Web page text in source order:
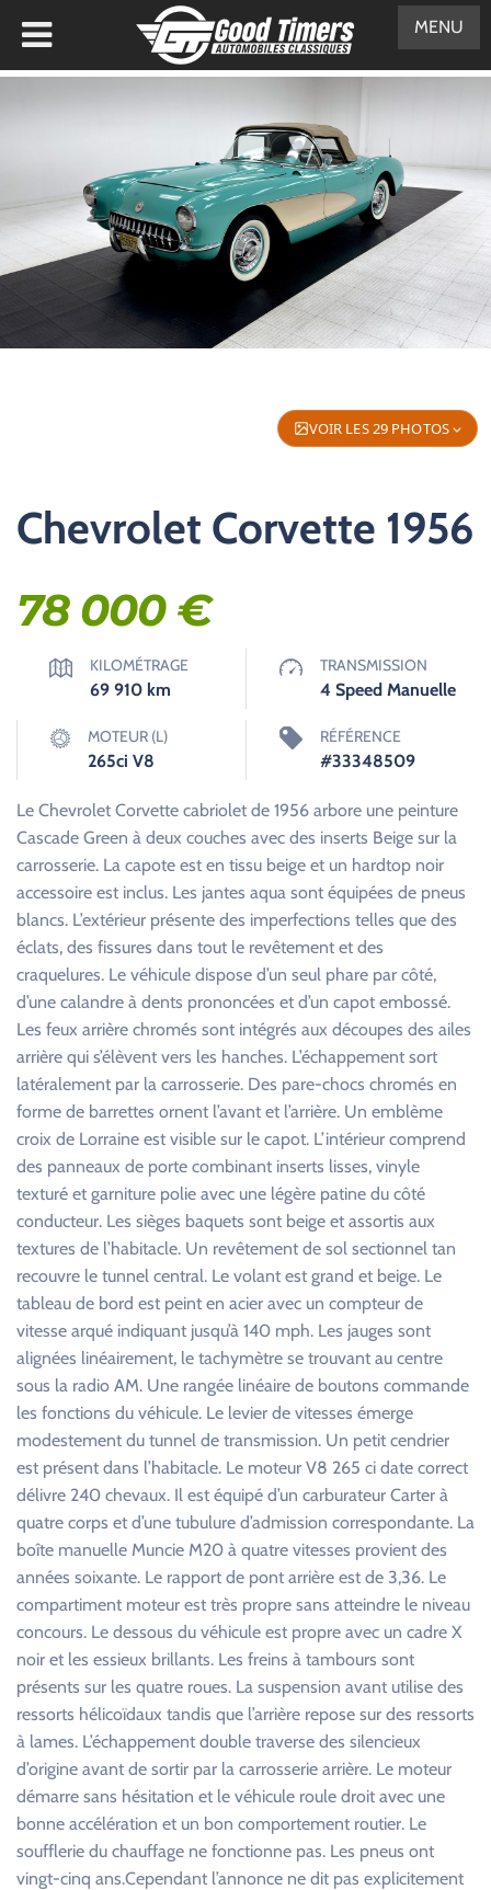
VOIR LES 29 PHOTOS
Chevrolet Corvette 1956
78 000€
KILOMÉTRAGE
69 910 km
TRANSMISSION
4 Speed Manuelle
MOTEUR (L)
265ci V8
RÉFÉRENCE
#33348509
Le Chevrolet Corvette cabriolet de 1956 arbore une peinture
Cascade Green à deux couches avec des inserts Beige sur la
carrosserie. La capote est en tissu beige et un hardtop noir
accessoire est inclus. Les jantes aqua sont équipées de pneus
blancs. L’extérieur présente des imperfections telles que des
éclats, des fissures dans tout le revêtement et des
craquelures. Le véhicule dispose d’un seul phare par côté,
d’une calandre à dents prononcées et d’un capot embossé.
Les feux arrière chromés sont intégrés aux découpes des ailes
arrière qui s’élèvent vers les hanches. L’échappement sort
latéralement par la carrosserie. Des pare-chocs chromés en
forme de barrettes ornent l’avant et l’arrière. Un emblème
croix de Lorraine est visible sur le capot. L’intérieur comprend
des panneaux de porte combinant inserts lisses, vinyle
texturé et garniture polie avec une légère patine du côté
conducteur. Les sièges baquets sont beige et assortis aux
textures de l’habitacle. Un revêtement de sol sectionnel tan
recouvre le tunnel central. Le volant est grand et beige. Le
tableau de bord est peint en acier avec un compteur de
vitesse arqué indiquant jusqu’à 140 mph. Les jauges sont
alignées linéairement, le tachymètre se trouvant au centre
sous la radio AM. Une rangée linéaire de boutons commande
les fonctions du véhicule. Le levier de vitesses émerge
modestement du tunnel de transmission. Un petit cendrier
est présent dans l’habitacle. Le moteur V8 265 ci date correct
délivre 240 chevaux. Il est équipé d’un carburateur Carter à
quatre corps et d’une tubulure d’admission correspondante. La
boîte manuelle Muncie M20 à quatre vitesses provient des
années soixante. Le rapport de pont arrière est de 3,36. Le
compartiment moteur est très propre sans atteindre le niveau
concours. Le dessous du véhicule est propre avec un cadre X
noir et les essieux brillants. Les freins à tambours sont
présents sur les quatre roues. La suspension avant utilise des
ressorts hélicoïdaux tandis que l’arrière repose sur des ressorts
à lames. L’échappement double traverse des silencieux
d’origine avant de sortir par la carrosserie arrière. Le moteur
démarre sans hésitation et le véhicule roule droit avec une
bonne accélération et un bon comportement routier. Le
soufflerie du chauffage ne fonctionne pas. Les pneus ont
vingt-cinq ans.Cependant l’annonce ne dit pas explicitement
MENU